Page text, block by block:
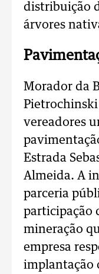
distribuição
árvores
Morador da
Pietrochinski
vereadores
Estrada
Almeida. A
parceria
participação
mineração
empresa
implantação